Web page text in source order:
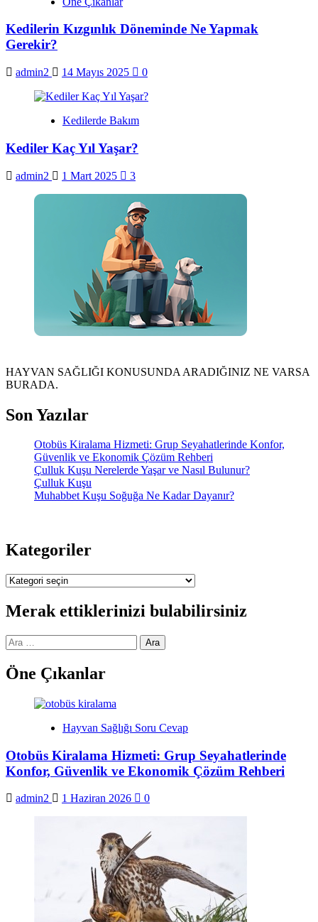
Kedilerin Kızgınlık Döneminde Ne Yapmak
Gerekir?
admin2 14 Mayıs 2025 0
Kedilerde Bakım
Kediler Kaç Yıl Yaşar?
admin2 1 Mart 2025 3
HAYVAN SAĞLIĞI KONUSUNDA ARADIĞINIZ NE VARSA
BURADA.
Son Yazılar
Otobüs Kiralama Hizmeti: Grup Seyahatlerinde Konfor,
Güvenlik ve Ekonomik Çözüm Rehberi
Çulluk Kuşu Nerelerde Yaşar ve Nasıl Bulunur?
Çulluk Kuşu
Muhabbet Kuşu Soğuğa Ne Kadar Dayanır?
Kategoriler
Kategoriler
Merak ettiklerinizi bulabilirsiniz
Arama:
Öne Çıkanlar
Hayvan Sağlığı Soru Cevap
Otobüs Kiralama Hizmeti: Grup Seyahatlerinde
Konfor, Güvenlik ve Ekonomik Çözüm Rehberi
admin2 1 Haziran 2026 0